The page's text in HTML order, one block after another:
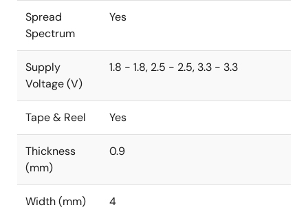
Spread
Spectrum
Yes
Supply
Voltage (V)
1.8 - 1.8, 2.5 - 2.5, 3.3 - 3.3
Tape & Reel Yes
Thickness
(mm)
0.9
Width (mm) 4